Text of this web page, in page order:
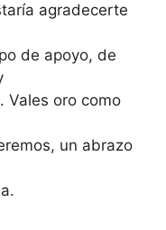
agradecerte
de apoyo, de
Vales oro como
un abrazo